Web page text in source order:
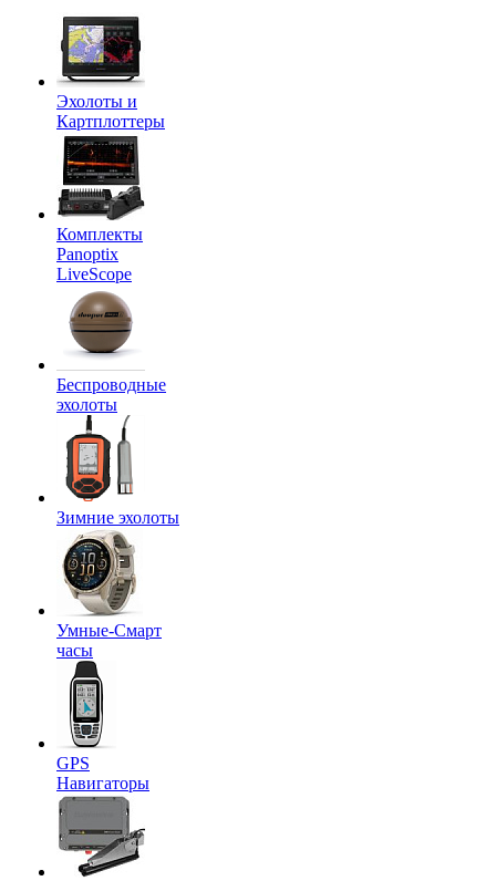
Эхолоты и
Картплоттеры
Комплекты
Panoptix
LiveScope
Беспроводные
эхолоты
Зимние эхолоты
Умные-Смарт
часы
GPS
Навигаторы